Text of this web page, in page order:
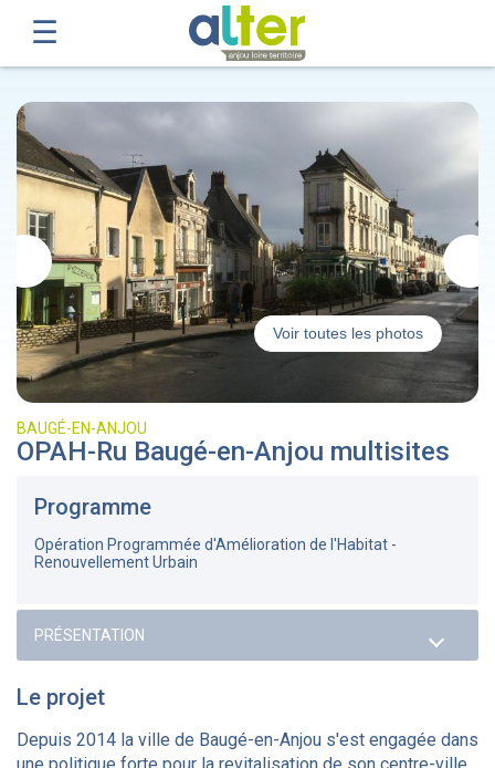
Voir toutes les photos
BAUGÉ-EN-ANJOU
OPAH-Ru Baugé-en-Anjou multisites
Programme
Opération Programmée d'Amélioration de l'Habitat -
Renouvellement Urbain
Le projet
Depuis 2014 la ville de Baugé-en-Anjou s'est engagée dans
une politique forte pour la revitalisation de son centre-ville